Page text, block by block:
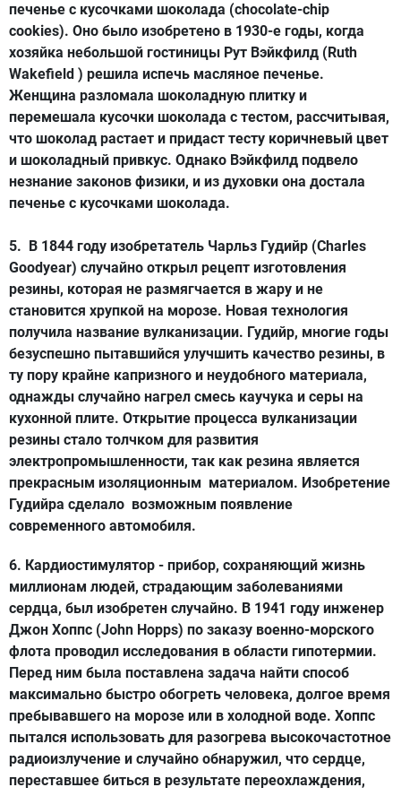
печенье с кусочками шоколада (chocolate-chip
cookies). Оно было изобретено в 1930-е годы, когда
хозяйка небольшой гостиницы Рут Вэйкфилд (Ruth
Wakefield ) решила испечь масляное печенье.
Женщина разломала шоколадную плитку и
перемешала кусочки шоколада с тестом, рассчитывая,
что шоколад растает и придаст тесту коричневый цвет
и шоколадный привкус. Однако Вэйкфилд подвело
незнание законов физики, и из духовки она достала
печенье с кусочками шоколада.
5. В 1844 году изобретатель Чарльз Гудийр (Charles
Goodyear) случайно открыл рецепт изготовления
резины, которая не размягчается в жару и не
становится хрупкой на морозе. Новая технология
получила название вулканизации. Гудийр, многие годы
безуспешно пытавшийся улучшить качество резины, в
ту пору крайне капризного и неудобного материала,
однажды случайно нагрел смесь каучука и серы на
кухонной плите. Открытие процесса вулканизации
резины стало толчком для развития
электропромышленности, так как резина является
прекрасным изоляционным материалом. Изобретение
Гудийра сделало возможным появление
современного автомобиля.
6. Кардиостимулятор - прибор, сохраняющий жизнь
миллионам людей, страдающим заболеваниями
сердца, был изобретен случайно. В 1941 году инженер
Джон Хоппс (John Hopps) по заказу военно-морского
флота проводил исследования в области гипотермии.
Перед ним была поставлена задача найти способ
максимально быстро обогреть человека, долгое время
пребывавшего на морозе или в холодной воде. Хоппс
пытался использовать для разогрева высокочастотное
радиоизлучение и случайно обнаружил, что сердце,
переставшее биться в результате переохлаждения,